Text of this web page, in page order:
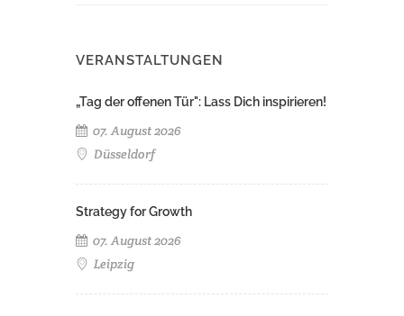
VERANSTALTUNGEN
„Tag der offenen Tür": Lass Dich inspirieren!
07. August 2026
Düsseldorf
Strategy for Growth
07. August 2026
Leipzig